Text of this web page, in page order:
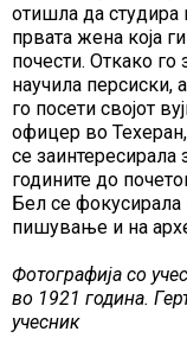
отишла да студира
првата жена која
почести. Откако
научила персиски,
го посети својот
офицер во
се заинтересирала
годините до
Бел се
пишување и на
Фотографија со
во 1921 година.
учесник